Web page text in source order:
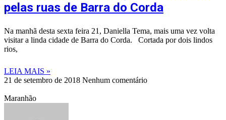
pelas ruas de Barra do Corda
Na manhã desta sexta feira 21, Daniella Tema, mais uma vez volta
visitar a linda cidade de Barra do Corda. Cortada por dois lindos
rios,
LEIA MAIS »
21 de setembro de 2018 Nenhum comentário
Maranhão